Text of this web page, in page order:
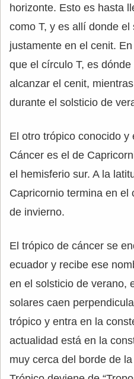
horizonte. Esto es hasta
como T, y es allí donde el
justamente en el cenit.
que el círculo T, es
alcanzar el cenit,
durante el solsticio de
El otro trópico conocido y
Cáncer es el de
el hemisferio sur. A la
Capricornio termina en el
de invierno.
El trópico de cáncer se
ecuador y recibe ese
en el solsticio de verano,
solares caen
trópico y entra en la
actualidad está en la
muy cerca del borde de